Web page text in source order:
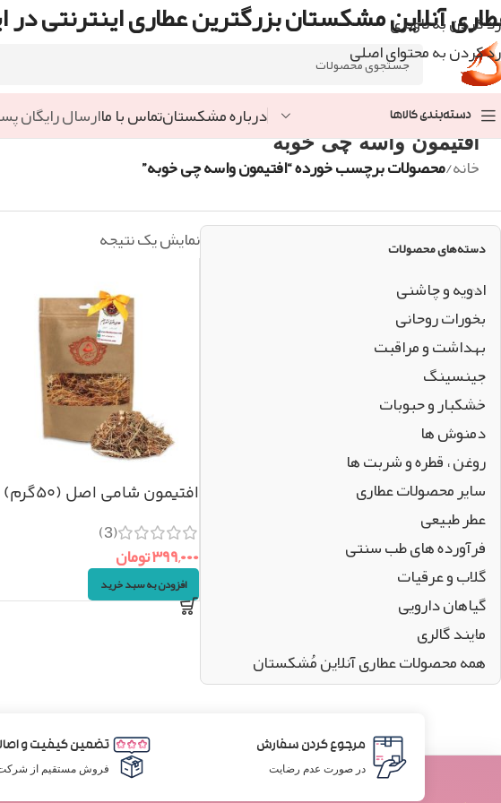
رد کردن به ناوبری
رد کردن به محتوای اصلی
آنلاین مشکستان بزرگترین عطاری اینترنتی در
دسته‌بندی کالاها درباره مشکستانتماس با ماارسال رایگان
افتیمون واسه چی خوبه
خانه/محصولات برچسب خورده “افتیمون واسه چی خوبه”
دسته‌های محصولات
ادویه و چاشنی
بخورات روحانی
بهداشت و مراقبت
جینسینگ
خشکبار و حبوبات
دمنوش ها
روغن ، قطره و شربت ها
سایر محصولات عطاری
عطر طبیعی
فرآورده های طب سنتی
گلاب و عرقیات
گیاهان دارویی
مایند گالری
همه محصولات عطاری آنلاین مُشکستان
نمایش یک نتیجه
افتیمون شامی اصل (۵۰گرم)
(3)
۳۹۹,۰۰۰تومان
افزودن به سبد خرید
مرجوع کردن سفارش
در صورت عدم رضایت
تضمین کیفیت و
فروش مستقیم از